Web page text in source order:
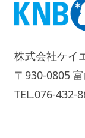
株式会社ケイ
〒930-0805
TEL.076-432-